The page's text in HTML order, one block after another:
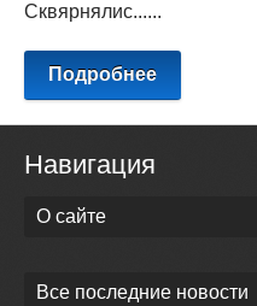
Сквярнялис......
Подробнее
Навигация
О сайте
Все последние новости